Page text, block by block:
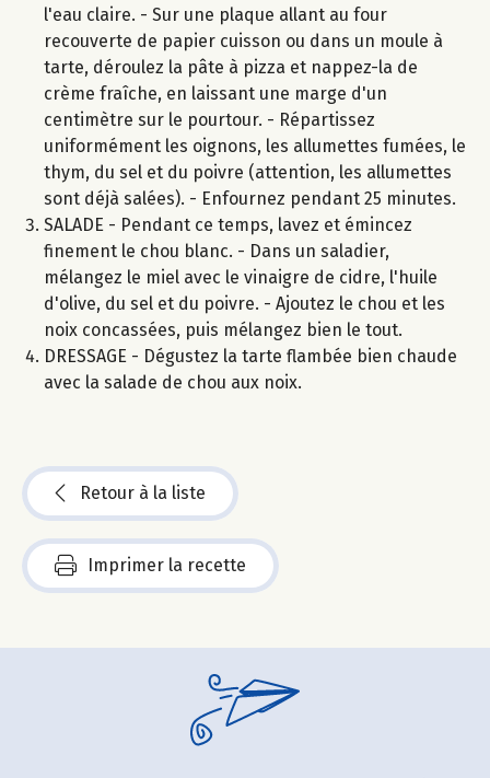
l'eau claire. - Sur une plaque allant au four
recouverte de papier cuisson ou dans un moule à
tarte, déroulez la pâte à pizza et nappez-la de
crème fraîche, en laissant une marge d'un
centimètre sur le pourtour. - Répartissez
uniformément les oignons, les allumettes fumées, le
thym, du sel et du poivre (attention, les allumettes
sont déjà salées). - Enfournez pendant 25 minutes.
SALADE - Pendant ce temps, lavez et émincez
finement le chou blanc. - Dans un saladier,
mélangez le miel avec le vinaigre de cidre, l'huile
d'olive, du sel et du poivre. - Ajoutez le chou et les
noix concassées, puis mélangez bien le tout.
DRESSAGE - Dégustez la tarte flambée bien chaude
avec la salade de chou aux noix.
Retour à la liste
Imprimer la recette